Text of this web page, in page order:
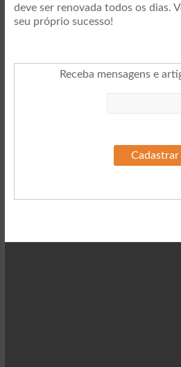
deve ser renovada todos os dias.
seu próprio sucesso!
Receba mensagens e